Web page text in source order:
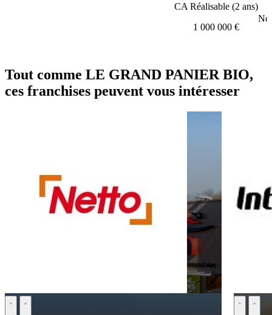
CA Réalisable (2 ans)
1 000 000 €
Tout comme LE GRAND PANIER BIO,
ces franchises peuvent vous intéresser